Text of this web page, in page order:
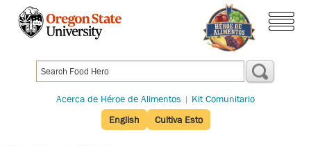
Pasar
principal
Acerca de Héroe de Alimentos | Kit Comunitario
English
Cultiva Esto